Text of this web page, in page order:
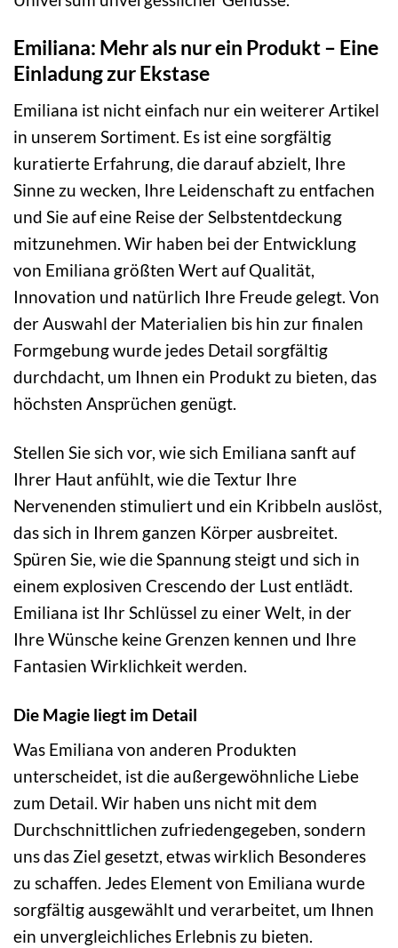
Emiliana: Mehr als nur ein Produkt – Eine
Einladung zur Ekstase
Emiliana ist nicht einfach nur ein weiterer Artikel
in unserem Sortiment. Es ist eine sorgfältig
kuratierte Erfahrung, die darauf abzielt, Ihre
Sinne zu wecken, Ihre Leidenschaft zu entfachen
und Sie auf eine Reise der Selbstentdeckung
mitzunehmen. Wir haben bei der Entwicklung
von Emiliana größten Wert auf Qualität,
Innovation und natürlich Ihre Freude gelegt. Von
der Auswahl der Materialien bis hin zur finalen
Formgebung wurde jedes Detail sorgfältig
durchdacht, um Ihnen ein Produkt zu bieten, das
höchsten Ansprüchen genügt.
Stellen Sie sich vor, wie sich Emiliana sanft auf
Ihrer Haut anfühlt, wie die Textur Ihre
Nervenenden stimuliert und ein Kribbeln auslöst,
das sich in Ihrem ganzen Körper ausbreitet.
Spüren Sie, wie die Spannung steigt und sich in
einem explosiven Crescendo der Lust entlädt.
Emiliana ist Ihr Schlüssel zu einer Welt, in der
Ihre Wünsche keine Grenzen kennen und Ihre
Fantasien Wirklichkeit werden.
Die Magie liegt im Detail
Was Emiliana von anderen Produkten
unterscheidet, ist die außergewöhnliche Liebe
zum Detail. Wir haben uns nicht mit dem
Durchschnittlichen zufriedengegeben, sondern
uns das Ziel gesetzt, etwas wirklich Besonderes
zu schaffen. Jedes Element von Emiliana wurde
sorgfältig ausgewählt und verarbeitet, um Ihnen
ein unvergleichliches Erlebnis zu bieten.